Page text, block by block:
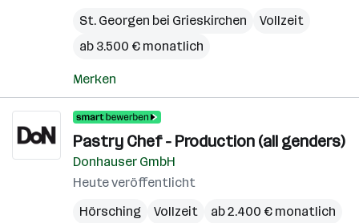
St. Georgen bei Grieskirchen
Vollzeit
ab 3.500 € monatlich
Merken
Pastry Chef - Production (all genders)
Donhauser GmbH
Heute veröffentlicht
Hörsching
Vollzeit ab 2.400 € monatlich